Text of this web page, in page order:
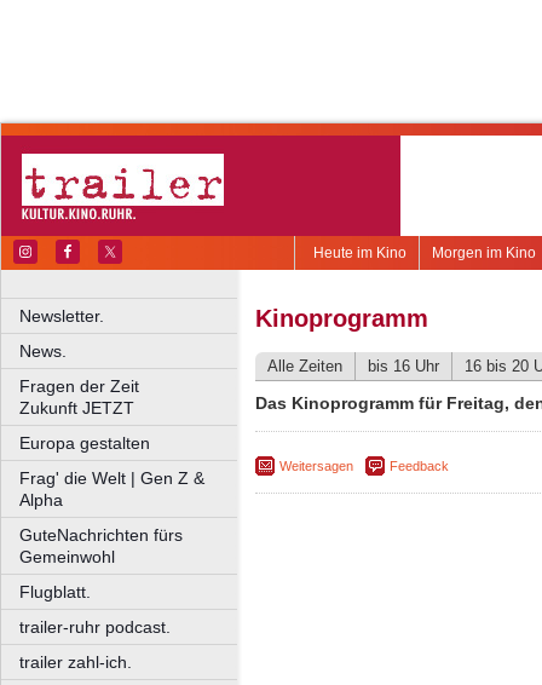
Morgen im Kino
Heute im Kino
Newsletter.
News.
Fragen der Zeit
Zukunft JETZT
Europa gestalten
Frag' die Welt | Gen Z &
Alpha
GuteNachrichten fürs
Gemeinwohl
Flugblatt.
trailer-ruhr podcast.
trailer zahl-ich.
Kinoprogramm
Alle Zeiten bis 16 Uhr 16 bis 20
Das Kinoprogramm für Freitag,
Weitersagen Feedback